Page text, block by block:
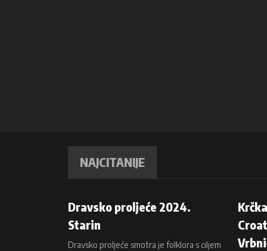
NAJCITANIJE
Dravsko proljeće 2024.
Starin
Dravsko proljeće smotra je folklora s ciljem